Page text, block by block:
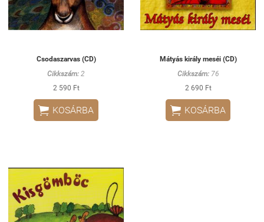
Csodaszarvas (CD)
Cikkszám: 2
2 590 Ft
 KOSÁRBA
Mátyás király meséi (CD)
Cikkszám:76
2 690 Ft
 KOSÁRBA